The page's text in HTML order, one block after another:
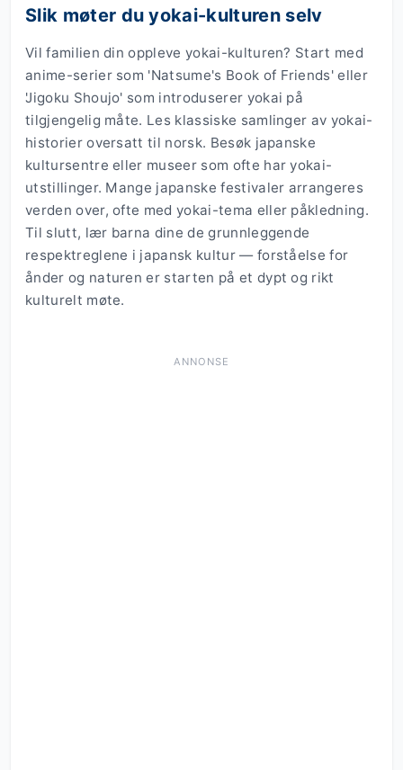
Slik møter du yokai-kulturen selv
Vil familien din oppleve yokai-kulturen? Start med
anime-serier som 'Natsume's Book of Friends' eller
'Jigoku Shoujo' som introduserer yokai på
tilgjengelig måte. Les klassiske samlinger av yokai-
historier oversatt til norsk. Besøk japanske
kultursentre eller museer som ofte har yokai-
utstillinger. Mange japanske festivaler arrangeres
verden over, ofte med yokai-tema eller påkledning.
Til slutt, lær barna dine de grunnleggende
respektreglene i japansk kultur — forståelse for
ånder og naturen er starten på et dypt og rikt
kulturelt møte.
ANNONSE